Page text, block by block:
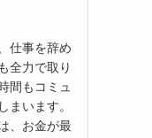
仕事を辞め
全力で取り
間もコミュ
まいます。
、お金が最